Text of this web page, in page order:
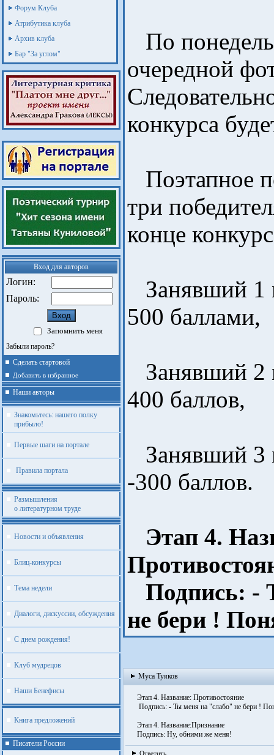
Форум Клуба
Атрибутика клуба
Архив клуба
Бар "За углом"
Вход для авторов
Логин:
Пароль:
Запомнить меня
Забыли пароль?
Сделать стартовой
Добавить в избранное
Наши авторы
Знакомьтесь: нашего полку
прибыло!
Первые шаги на портале
Правила портала
Размышления
о литературном труде
Новости и объявления
Блиц-конкурсы
Тема недели
Диалоги, дискуссии, обсуждения
С днем рождения!
Клуб мудрецов
Наши Бенефисы
Книга предложений
Писатели России
По
очередной
конкурса
Поэтапное
три
конце
Занявший 1
500 баллами,
Занявший 2
400 баллов,
Занявший 3
-300 баллов.
Этап 4.
Подпись: -
не бери !
Муса Туяков
Этап 4. Название: Противостояние
Подпись: - Ты меня на "слабо" не бери !
Этап 4. Название:Признание
Подпись: Ну, обними же меня!
Ответить